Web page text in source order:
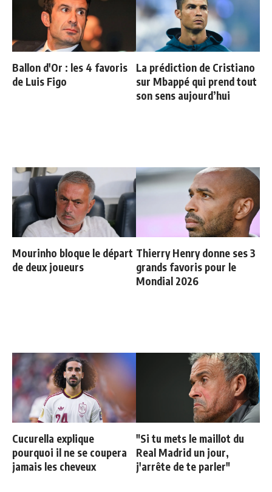
Ballon d'Or : les 4 favoris
de Luis Figo
La prédiction de Cristiano
sur Mbappé qui prend tout
son sens aujourd’hui
Mourinho bloque le départ
de deux joueurs
Thierry Henry donne ses 3
grands favoris pour le
Mondial 2026
Cucurella explique
pourquoi il ne se coupera
jamais les cheveux
"Si tu mets le maillot du
Real Madrid un jour,
j'arrête de te parler"